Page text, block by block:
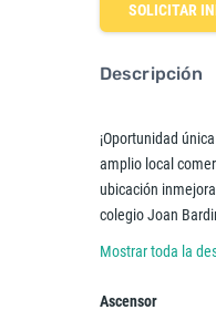
SOLICITAR
Descripción
¡Oportunidad
amplio local
ubicación
colegio Joan
metros, lo que lo
Mostrar toda la
Ascensor